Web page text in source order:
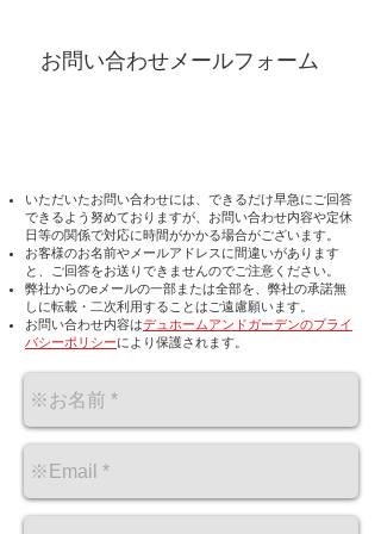
お問い合わせメールフォーム
いただいたお問い合わせには、できるだけ早急にご回答
できるよう努めておりますが、お問い合わせ内容や定休
日等の関係で対応に時間がかかる場合がございます。
お客様のお名前やメールアドレスに間違いがあります
と、ご回答をお送りできませんのでご注意ください。
弊社からのeメールの一部または全部を、弊社の承諾無
しに転載・二次利用することはご遠慮願います。
お問い合わせ内容はデュホームアンドガーデンのプライ
バシーポリシーにより保護されます。